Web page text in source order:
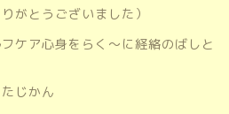
がとうございました）
ケア心身をらく〜に経絡のばしと
じかん